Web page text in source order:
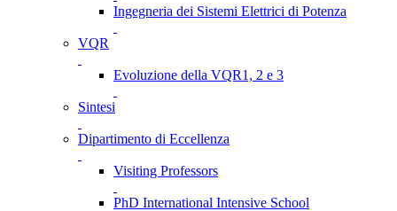
Ingegneria dei Sistemi Elettrici di Potenza
VQR
Evoluzione della VQR1, 2 e 3
Sintesi
Dipartimento di Eccellenza
Visiting Professors
PhD International Intensive School